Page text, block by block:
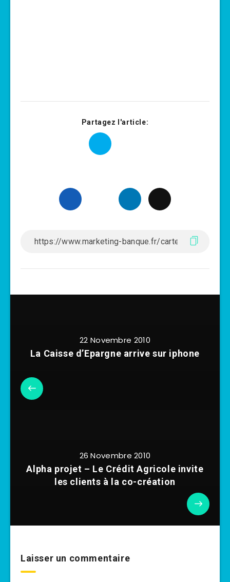
Partagez l'article:
22 Novembre 2010
La Caisse d’Epargne arrive sur iphone
26 Novembre 2010
Alpha projet – Le Crédit Agricole invite
les clients à la co-création
Laisser un commentaire